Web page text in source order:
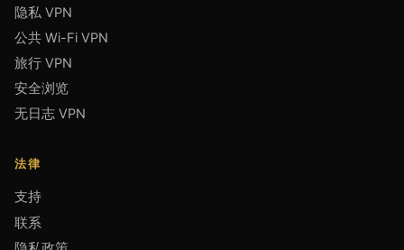
隐私 VPN
公共 Wi-Fi VPN
旅行 VPN
安全浏览
无日志 VPN
法律
支持
联系